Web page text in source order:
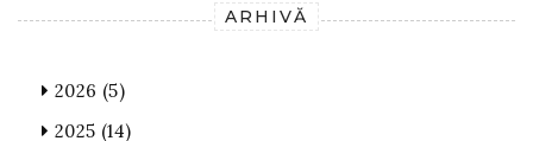
ARHIVĂ
2026 (5)
2025 (14)